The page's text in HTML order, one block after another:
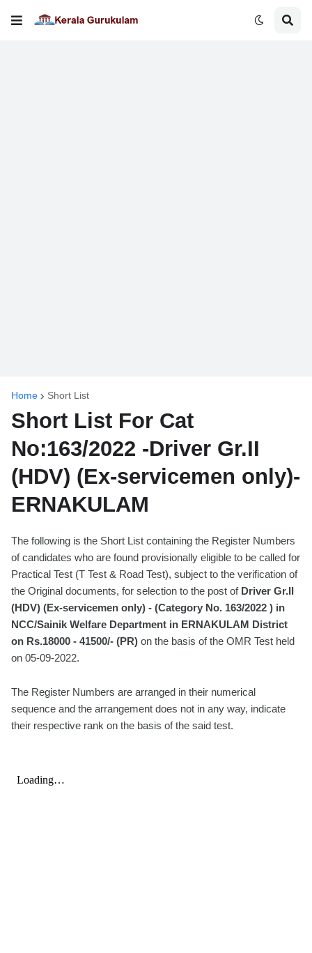
Home Short List
Short List For Cat
No:163/2022 -Driver Gr.II
(HDV) (Ex-servicemen only)-
ERNAKULAM
The following is the Short List containing the Register Numbers
of candidates who are found provisionally eligible to be called for
Practical Test (T Test & Road Test), subject to the verification of
the Original documents, for selection to the post of Driver Gr.II
(HDV) (Ex-servicemen only) - (Category No. 163/2022 ) in
NCC/Sainik Welfare Department in ERNAKULAM District
on Rs.18000 - 41500/- (PR) on the basis of the OMR Test held
on 05-09-2022.
The Register Numbers are arranged in their numerical
sequence and the arrangement does not in any way, indicate
their respective rank on the basis of the said test.